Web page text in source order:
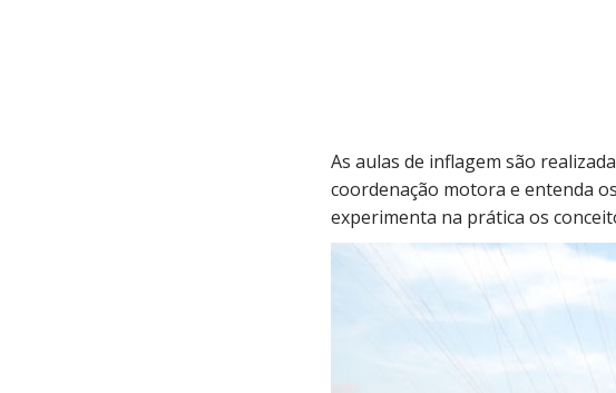
As aulas de inflagem são
coordenação motora e entenda
experimenta na prática os